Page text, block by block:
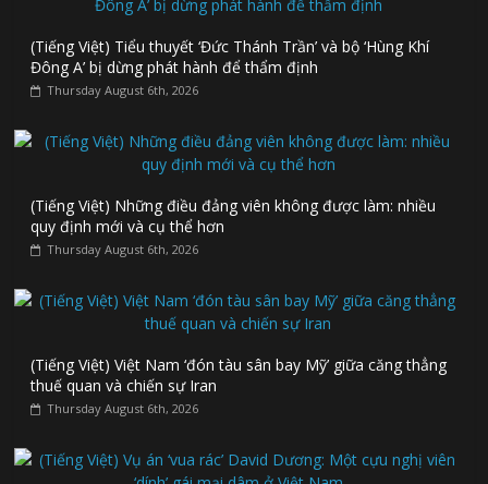
(Tiếng Việt) Tiểu thuyết ‘Đức Thánh Trần’ và bộ ‘Hùng Khí
Đông A’ bị dừng phát hành để thẩm định
Thursday August 6th, 2026
(Tiếng Việt) Những điều đảng viên không được làm: nhiều
quy định mới và cụ thể hơn
Thursday August 6th, 2026
(Tiếng Việt) Việt Nam ‘đón tàu sân bay Mỹ’ giữa căng thẳng
thuế quan và chiến sự Iran
Thursday August 6th, 2026